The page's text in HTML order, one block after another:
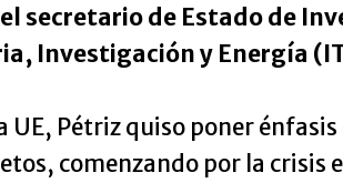
secretario de Estado de
Investigación y Energía
Pétriz quiso poner énfasis
comenzando por la crisis